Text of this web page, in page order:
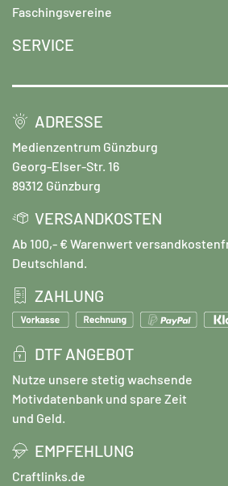
Faschingsvereine
SERVICE
ADRESSE
Medienzentrum Günzburg
Georg-Elser-Str. 16
89312 Günzburg
VERSANDKOSTEN
Ab 100,- € Warenwert
Deutschland.
ZAHLUNG
DTF ANGEBOT
Nutze unsere stetig wachsende
Motivdatenbank und spare Zeit
und Geld.
EMPFEHLUNG
Craftlinks.de